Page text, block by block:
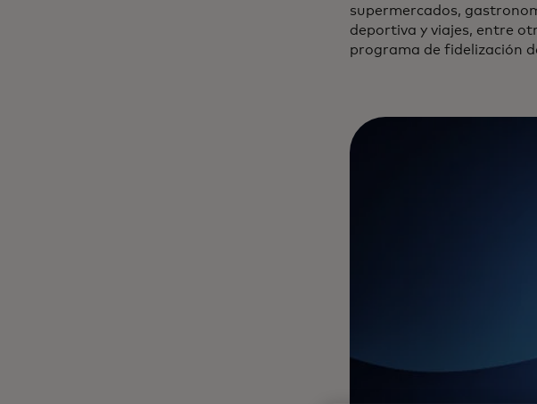
supermercados,
deportiva y viajes, entre
programa de fidelización